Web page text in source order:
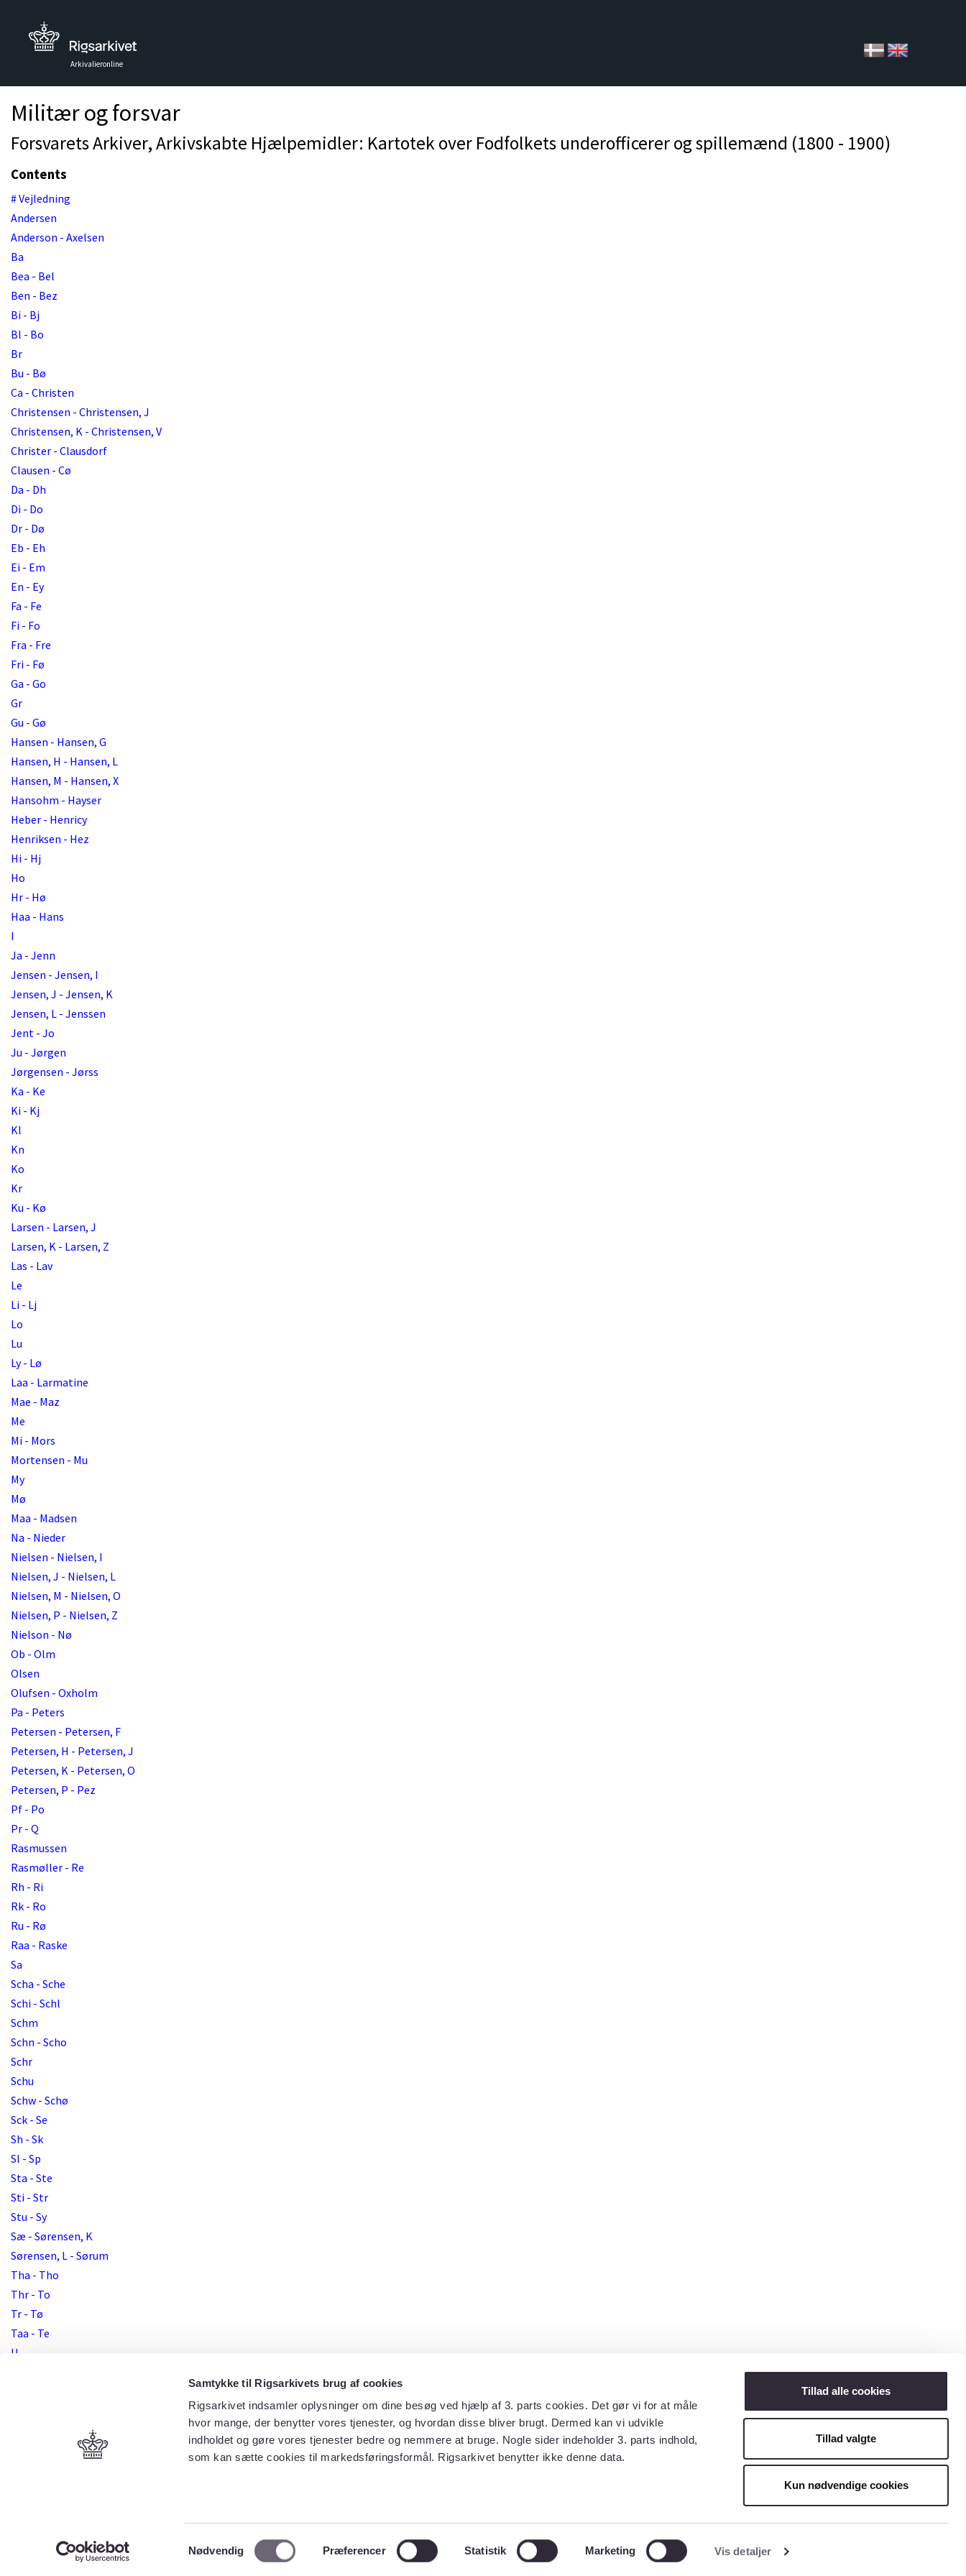
Samtykke til Rigsarkivets brug af cookies
Rigsarkivet indsamler oplysninger om dine besøg ved hjælp af 3. parts cookies. Det gør vi for at måle
hvor mange, der benytter vores tjenester, og hvordan disse bliver brugt. Dermed kan vi udvikle
indholdet og gøre vores tjenester bedre og nemmere at bruge. Nogle sider indeholder 3. parts indhold,
som kan sætte cookies til markedsføringsformål. Rigsarkivet benytter ikke denne data.
Samtykkevalg
Nødvendig Præferencer Statistik Marketing Vis detaljer
Tillad alle cookies
Tillad valgte
Kun nødvendige cookies
Arkivalieronline
Militær og forsvar
Forsvarets Arkiver, Arkivskabte Hjælpemidler: Kartotek over Fodfolkets underofficerer og spillemænd (1800 - 1900)
Contents
# Vejledning
Andersen
Anderson - Axelsen
Ba
Bea - Bel
Ben - Bez
Bi - Bj
Bl - Bo
Br
Bu - Bø
Ca - Christen
Christensen - Christensen, J
Christensen, K - Christensen, V
Christer - Clausdorf
Clausen - Cø
Da - Dh
Di - Do
Dr - Dø
Eb - Eh
Ei - Em
En - Ey
Fa - Fe
Fi - Fo
Fra - Fre
Fri - Fø
Ga - Go
Gr
Gu - Gø
Hansen - Hansen, G
Hansen, H - Hansen, L
Hansen, M - Hansen, X
Hansohm - Hayser
Heber - Henricy
Henriksen - Hez
Hi - Hj
Ho
Hr - Hø
Haa - Hans
I
Ja - Jenn
Jensen - Jensen, I
Jensen, J - Jensen, K
Jensen, L - Jenssen
Jent - Jo
Ju - Jørgen
Jørgensen - Jørss
Ka - Ke
Ki - Kj
Kl
Kn
Ko
Kr
Ku - Kø
Larsen - Larsen, J
Larsen, K - Larsen, Z
Las - Lav
Le
Li - Lj
Lo
Lu
Ly - Lø
Laa - Larmatine
Mae - Maz
Me
Mi - Mors
Mortensen - Mu
My
Mø
Maa - Madsen
Na - Nieder
Nielsen - Nielsen, I
Nielsen, J - Nielsen, L
Nielsen, M - Nielsen, O
Nielsen, P - Nielsen, Z
Nielson - Nø
Ob - Olm
Olsen
Olufsen - Oxholm
Pa - Peters
Petersen - Petersen, F
Petersen, H - Petersen, J
Petersen, K - Petersen, O
Petersen, P - Pez
Pf - Po
Pr - Q
Rasmussen
Rasmøller - Re
Rh - Ri
Rk - Ro
Ru - Rø
Raa - Raske
Sa
Scha - Sche
Schi - Schl
Schm
Schn - Scho
Schr
Schu
Schw - Schø
Sck - Se
Sh - Sk
Sl - Sp
Sta - Ste
Sti - Str
Stu - Sy
Sæ - Sørensen, K
Sørensen, L - Sørum
Tha - Tho
Thr - To
Tr - Tø
Taa - Te
U
Aaby - Anders